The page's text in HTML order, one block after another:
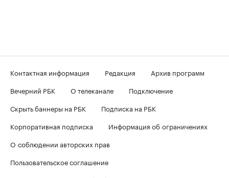
Контактная информация Редакция
Архив программ
Вечерний РБК
О телеканале
Подключение
Скрыть баннеры на РБК
Подписка на РБК
Корпоративная подписка
Информация об ограничениях
О соблюдении авторских прав
Пользовательское соглашение